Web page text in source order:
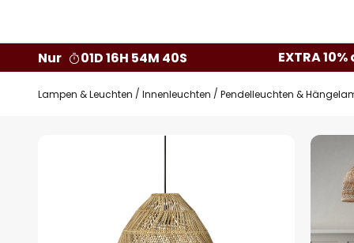
Nur
01D 16H 54M 39S EXTRA
Lampen & Leuchten Innenleuchten Pendelleuchten &